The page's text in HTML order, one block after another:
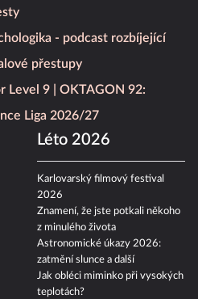
- podcast rozbíjející
přestupy
Level 9
OKTAGON 92:
Liga 2026/27
Léto 2026
Karlovarský filmový festival
2026
Znamení, že jste potkali někoho
z minulého života
Astronomické úkazy 2026:
zatmění slunce a další
Jak obléci miminko při vysokých
teplotách?